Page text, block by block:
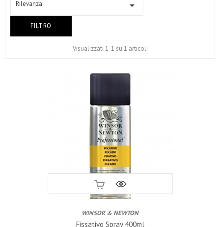
Rilevanza 
FILTRO
Visualizzati 1-1 su 1 articoli
WINSOR & NEWTON
Fissativo Spray 400ml